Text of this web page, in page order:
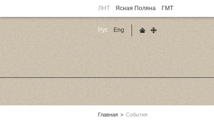
ЛНТ Ясная Поляна ГМТ
Родительские
Главная События
Рус
Eng